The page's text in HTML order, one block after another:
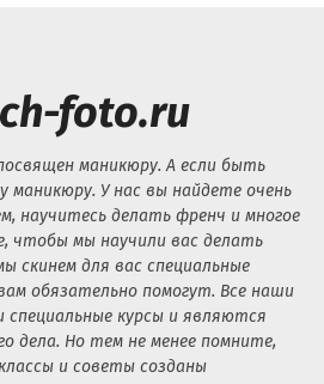
foto.ru
маникюру. А если быть
маникюру. У нас вы найдете очень
научитесь делать френч и многое
чтобы мы научили вас делать
скинем для вас специальные
обязательно помогут. Все наши
курсы и являются
дела. Но тем не менее помните,
и советы созданы